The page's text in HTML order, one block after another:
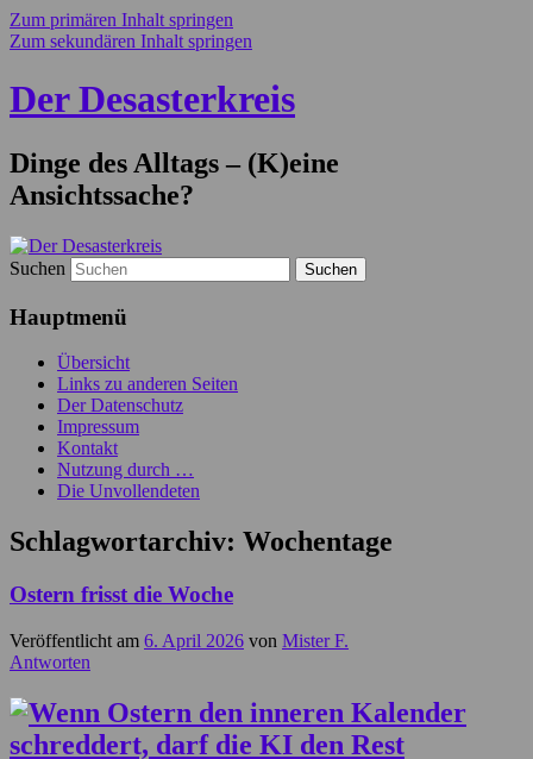
Zum primären Inhalt springen
Zum sekundären Inhalt springen
Der Desasterkreis
Dinge des Alltags – (K)eine
Ansichtssache?
Suchen
Hauptmenü
Übersicht
Links zu anderen Seiten
Der Datenschutz
Impressum
Kontakt
Nutzung durch …
Die Unvollendeten
Schlagwortarchiv: Wochentage
Ostern frisst die Woche
Veröffentlicht am 6. April 2026 von Mister F.
Antworten